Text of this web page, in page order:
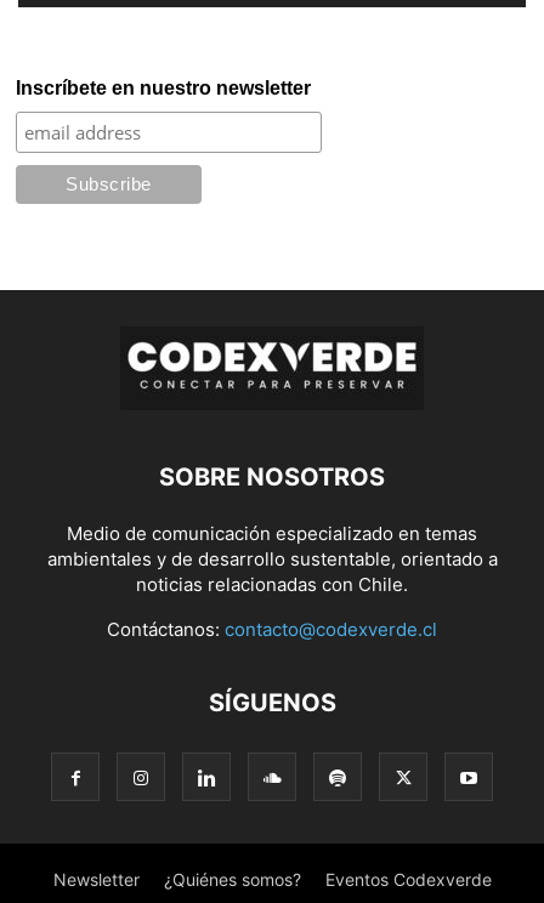
Inscríbete en nuestro newsletter
SOBRE NOSOTROS
Medio de comunicación especializado en temas
ambientales y de desarrollo sustentable, orientado a
noticias relacionadas con Chile.
Contáctanos: contacto@codexverde.cl
SÍGUENOS
Newsletter ¿Quiénes somos? Eventos Codexverde